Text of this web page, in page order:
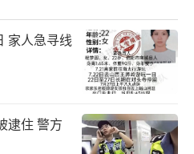
家人急寻线
逮住 警方